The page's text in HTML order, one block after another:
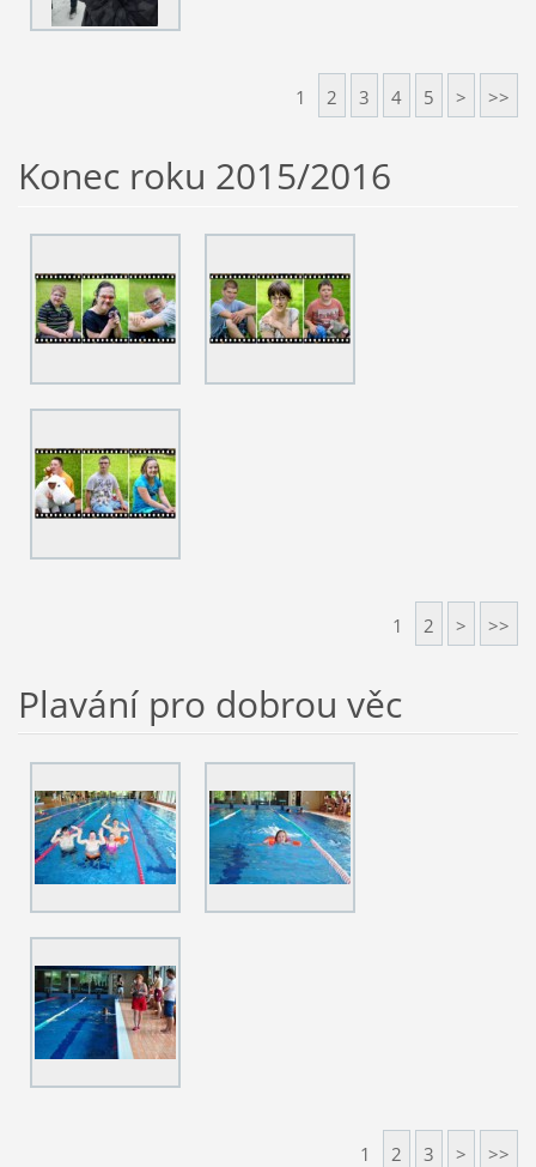
1 2 3 4 5 > >>
Konec roku 2015/2016
1 2 > >>
Plavání pro dobrou věc
1 2 3 > >>